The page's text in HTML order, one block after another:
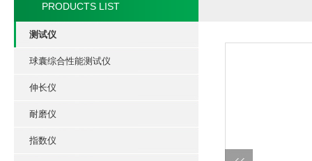
PRODUCTS LIST
测试仪
球囊综合性能测试仪
伸长仪
耐磨仪
指数仪